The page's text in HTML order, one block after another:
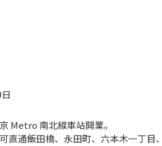
Metro 南北線車站開業。
直通飯田橋、永田町、六本木一丁目